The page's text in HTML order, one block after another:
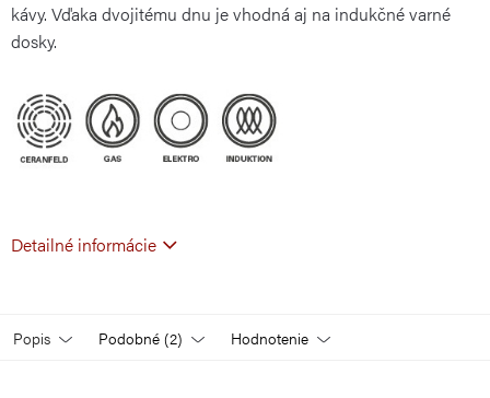
kávy. Vďaka dvojitému dnu je vhodná aj na indukčné varné
dosky.
Detailné informácie
Popis Podobné (2) Hodnotenie